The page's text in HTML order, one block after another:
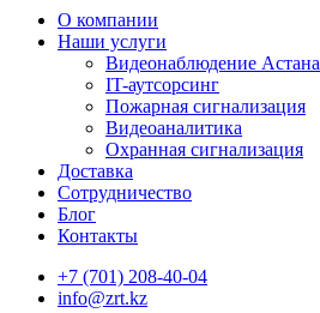
О компании
Наши услуги
Видеонаблюдение Астана
IT-аутсорсинг
Пожарная сигнализация
Видеоаналитика
Охранная сигнализация
Доставка
Сотрудничество
Блог
Контакты
+7 (701) 208-40-04
info@zrt.kz